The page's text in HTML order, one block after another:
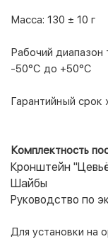
Масса: 130 ± 10 г
Рабочий
-50°С до +50°С
Гарантийный срок
Комплектность
Кронштейн
Шайбы
Руководство по
Для установки на